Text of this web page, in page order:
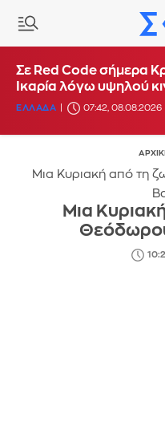
Σε Red Code σήμερα
Ικαρία λόγω υψηλού
ΕΛΛΑΔΑ 07:42, 08.08.2026
Μια Κυριακή από τη
Μια